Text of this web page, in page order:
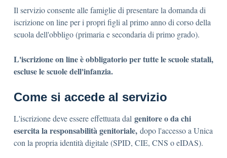
Il servizio consente alle famiglie di presentare la domanda di
iscrizione on line per i propri figli al primo anno di corso della
scuola dell'obbligo (primaria e secondaria di primo grado).
L'iscrizione on line è obbligatorio per tutte le scuole statali,
escluse le scuole dell'infanzia.
Come si accede al servizio
L'iscrizione deve essere effettuata dal genitore o da chi
esercita la responsabilità genitoriale, dopo l'accesso a Unica
con la propria identità digitale (SPID, CIE, CNS o eIDAS).